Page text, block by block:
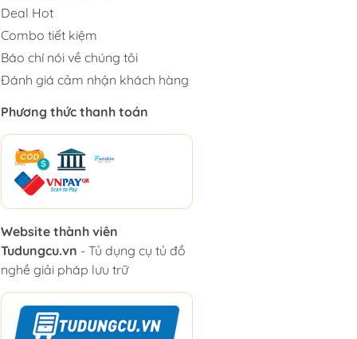
Deal Hot
Combo tiết kiệm
Báo chí nói về chúng tôi
Đánh giá cảm nhận khách hàng
Phương thức thanh toán
Website thành viên
Tudungcu.vn - Tủ dụng cụ tủ đồ
nghề giải pháp lưu trữ